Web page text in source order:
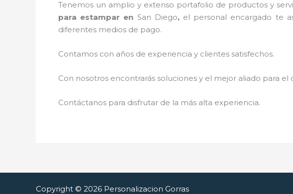
Tenemos un amplio y extenso portafolio de productos y
para estampar en San Diego, el personal encargado te
diferentes medios de pago.
Contamos con años de experiencia y clientes satisfechos.
Con nosotros encontrarás soluciones y el mejor aliado para el
Contáctanos para disfrutar de la más alta experiencia.
Copyright © 2026 Personalizacion Gorras